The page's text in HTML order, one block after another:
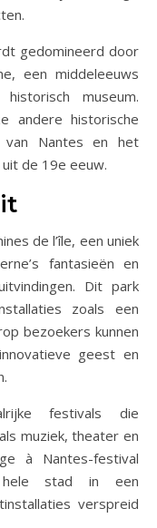
gedomineerd door
een middeleeuws
museum.
andere historische
van Nantes en het
de 19e eeuw.
de l’île, een uniek
fantasieën en
Dit park
zoals een
bezoekers kunnen
geest en
festivals die
muziek, theater en
à Nantes-festival
hele stad in een
verspreid